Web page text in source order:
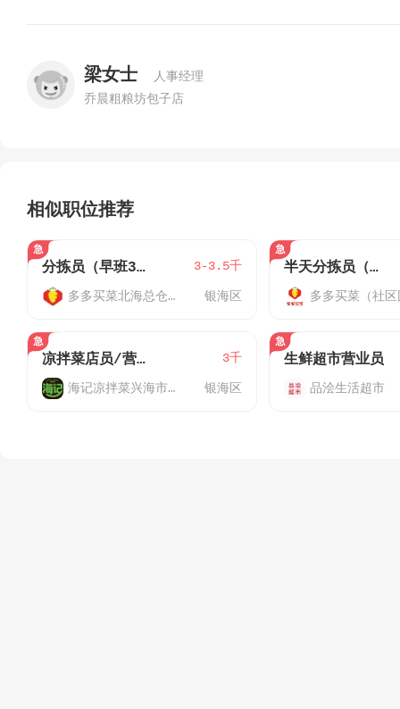
梁女士
人事经理
乔晨粗粮坊包子店
相似职位推荐
分拣员（早班3:00-10:30） 3-3.5千
多多买菜北海总仓（社区团购） 银海区
半天分拣员（平阳仓4:30-10:00）
凉拌菜店员/营业员 3千
海记凉拌菜兴海市场店 银海区
生鲜超市营业员
品浍生活超市